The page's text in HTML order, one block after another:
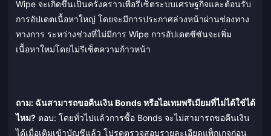
Wipe จะเกิดขึ้นเป็นครั้งคราวเพื่อรีเซ็ตระบบเศรษฐกิจและต้อนรับ
การอัปเดตเนื้อหาใหญ่ โดยจะมีการประกาศล่วงหน้าผ่านช่องทาง
ทางการ ระหว่างช่วงที่ไม่มีการ Wipe การอัปเดตซีซันจะเพิ่ม
เนื้อหาใหม่โดยไม่รีเซ็ตความก้าวหน้า
ถาม: ฉันสามารถขอคืนเงิน Bonds หรือไอเทมพรีเมียมที่ไม่ได้ใช้ได้
ไหม? ตอบ: โดยทั่วไปแล้วการซื้อ Bonds จะไม่สามารถขอคืนเงิน
ได้เมื่อเติมเข้าบัญชีแล้ว โปรดตรวจสอบรายละเอียดแพ็กเกจก่อน